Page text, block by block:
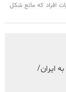
افراد که مانع شکل
ایران/